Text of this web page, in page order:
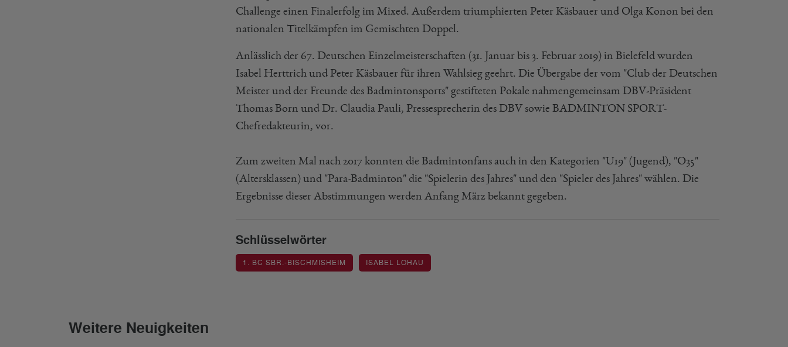
Challenge einen Finalerfolg im Mixed. Außerdem triumphierten Peter Käsbauer und Olga Konon bei den
nationalen Titelkämpfen im Gemischten Doppel.
Anlässlich der 67. Deutschen Einzelmeisterschaften (31. Januar bis 3. Februar 2019) in Bielefeld wurden
Isabel Herttrich und Peter Käsbauer für ihren Wahlsieg geehrt. Die Übergabe der vom "Club der Deutschen
Meister und der Freunde des Badmintonsports" gestifteten Pokale nahmengemeinsam DBV-Präsident
Thomas Born und Dr. Claudia Pauli, Pressesprecherin des DBV sowie BADMINTON SPORT-
Chefredakteurin, vor.
Zum zweiten Mal nach 2017 konnten die Badmintonfans auch in den Kategorien "U19" (Jugend), "O35"
(Altersklassen) und "Para-Badminton" die "Spielerin des Jahres" und den "Spieler des Jahres" wählen. Die
Ergebnisse dieser Abstimmungen werden Anfang März bekannt gegeben.
Schlüsselwörter
1. BC SBR.-BISCHMISHEIM ISABEL LOHAU
Weitere Neuigkeiten